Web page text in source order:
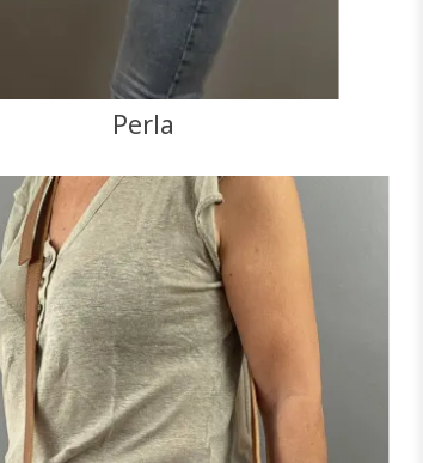
Perla